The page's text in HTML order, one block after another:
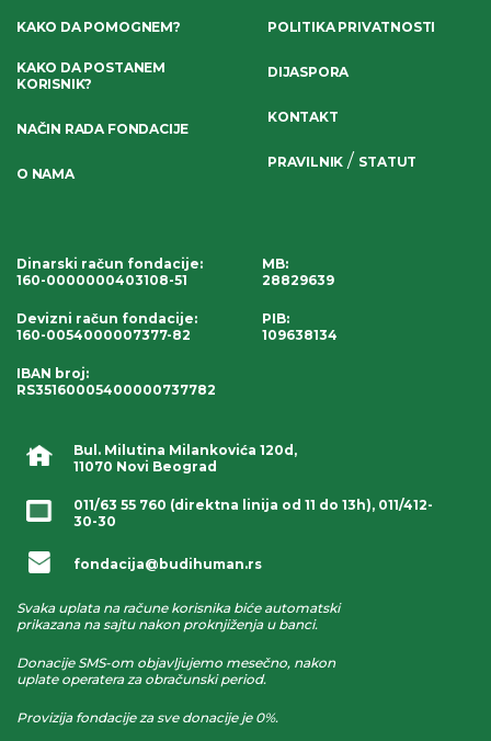
Bul. Milutina Milankovića 120d,
11070 Novi Beograd
011/63 55 760 (direktna linija od 11 do 13h), 011/412-
30-30
fondacija@budihuman.rs
Svaka uplata na račune korisnika biće automatski
prikazana na sajtu nakon proknjiženja u banci.
Donacije SMS-om objavljujemo mesečno, nakon
uplate operatera za obračunski period.
Provizija fondacije za sve donacije je 0%.
KAKO DA POMOGNEM?
KAKO DA POSTANEM
KORISNIK?
NAČIN RADA FONDACIJE
O NAMA
POLITIKA PRIVATNOSTI
DIJASPORA
KONTAKT
PRAVILNIK / STATUT
Dinarski račun fondacije:
160-0000000403108-51
Devizni račun fondacije:
160-0054000007377-82
IBAN broj:
RS35160005400000737782
MB:
28829639
PIB:
109638134